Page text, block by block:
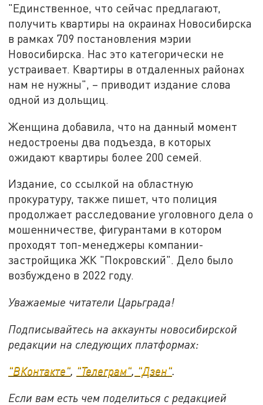
"Единственное, что сейчас предлагают,
получить квартиры на окраинах Новосибирска
в рамках 709 постановления мэрии
Новосибирска. Нас это категорически не
устраивает. Квартиры в отдаленных районах
нам не нужны", – приводит издание слова
одной из дольщиц.
Женщина добавила, что на данный момент
недостроены два подъезда, в которых
ожидают квартиры более 200 семей.
Издание, со ссылкой на областную
прокуратуру, также пишет, что полиция
продолжает расследование уголовного дела о
мошенничестве, фигурантами в котором
проходят топ-менеджеры компании-
застройщика ЖК "Покровский". Дело было
возбуждено в 2022 году.
Уважаемые читатели Царьграда!
Подписывайтесь на аккаунты новосибирской
редакции на следующих платформах:
"ВКонтакте", "Телеграм", "Дзен".
Если вам есть чем поделиться с редакцией